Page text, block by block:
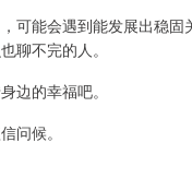
可能会遇到能发展出稳固
聊不完的人。
边的幸福吧。
问候。